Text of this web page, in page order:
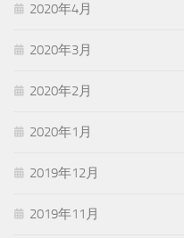
2020年4月
2020年3月
2020年2月
2020年1月
2019年12月
2019年11月